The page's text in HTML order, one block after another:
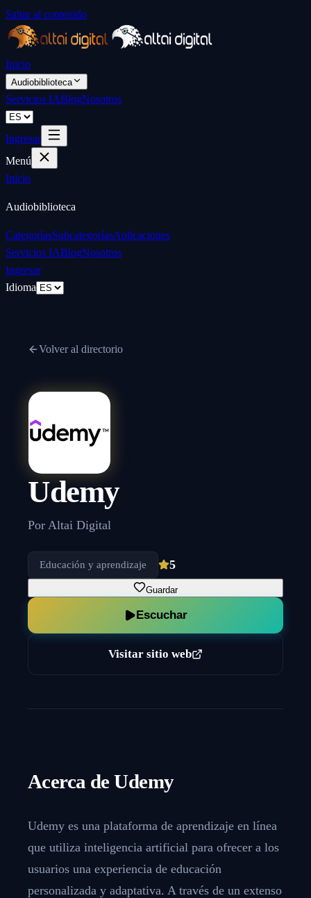
Saltar al contenido
Inicio
Audiobiblioteca
Servicios IABlogNosotros
Ingresar
Menú
Inicio
Audiobiblioteca
CategoríasSubcategoríasAplicaciones
Servicios IABlogNosotros
Ingresar
Idioma
Volver al directorio
Udemy
Por Altai Digital
Educación y aprendizaje 5
Guardar
Escuchar
Visitar sitio web
Acerca de Udemy
Udemy es una plataforma de aprendizaje en línea
que utiliza inteligencia artificial para ofrecer a los
usuarios una experiencia de educación
personalizada y adaptativa. A través de un extenso